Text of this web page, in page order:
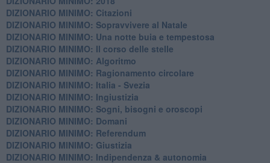
DIZIONARIO MINIMO: Citazioni
DIZIONARIO MINIMO: ​Sopravvivere al Natale
DIZIONARIO MINIMO: ​Una notte buia e tempestosa
DIZIONARIO MINIMO: Il corso delle stelle
DIZIONARIO MINIMO: Algoritmo
DIZIONARIO MINIMO: Ragionamento circolare
DIZIONARIO MINIMO: Italia - Svezia
DIZIONARIO MINIMO: ​Ingiustizia
DIZIONARIO MINIMO: ​Sogni, bisogni e oroscopi
DIZIONARIO MINIMO: Domani
DIZIONARIO MINIMO: Referendum
DIZIONARIO MINIMO: Giustizia
DIZIONARIO MINIMO: ​Indipendenza & autonomia